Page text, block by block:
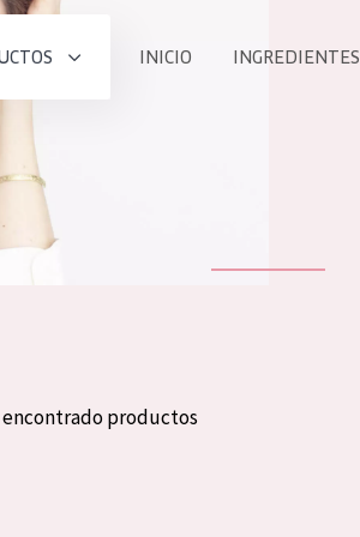
INICIO INGREDIENTES
encontrado productos